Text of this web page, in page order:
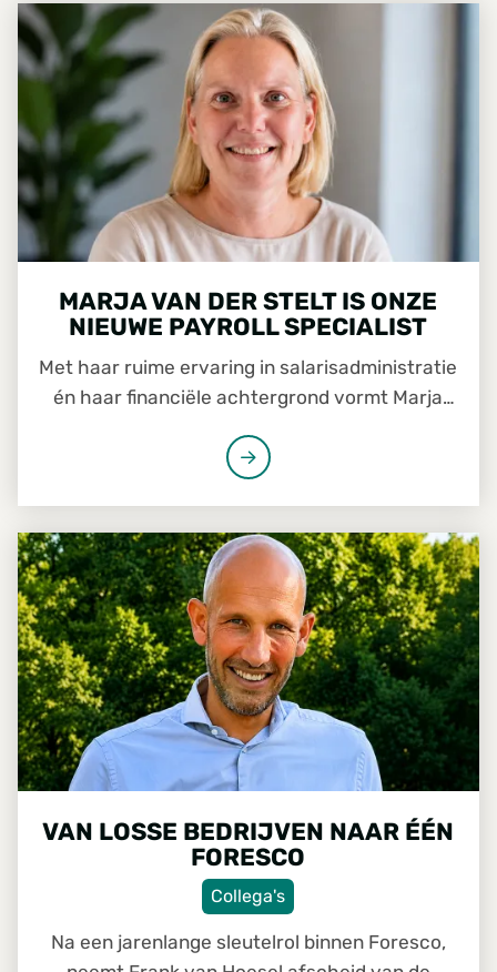
MARJA VAN DER STELT IS ONZE
NIEUWE PAYROLL SPECIALIST
Met haar ruime ervaring in salarisadministratie
én haar financiële achtergrond vormt Marja
en Finance. Sinds 1 mei versterkt zij het team
afscheid neemt van de organisatie. Tijd om
kennis te maken.
MARJA VAN DER STELT IS ONZE NIEUWE PAYROLL
VAN LOSSE BEDRIJVEN NAAR ÉÉN
FORESCO
Collega's
Na een jarenlange sleutelrol binnen Foresco,
VAN LOSSE BEDRIJVEN NAAR ÉÉN FORESCO